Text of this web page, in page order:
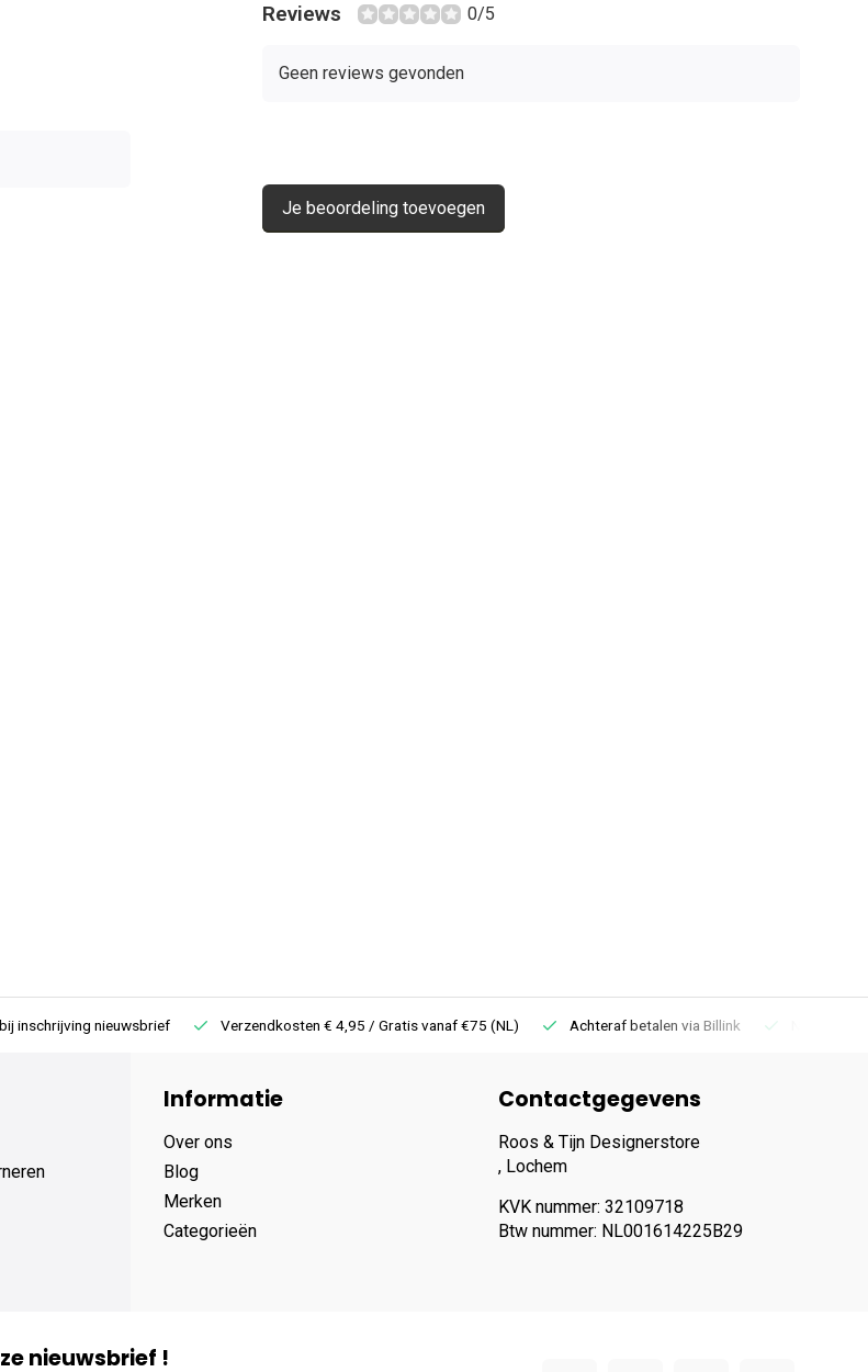
Reviews 0/5
Geen reviews gevonden
Je beoordeling toevoegen
inschrijving nieuwsbrief Verzendkosten € 4,95 / Gratis vanaf €75 (NL) Achteraf betalen via Billink
Informatie
Over ons
Blog
Merken
Categorieën
Contactgegevens
Roos & Tijn Designerstore
, Lochem
KVK nummer: 32109718
Btw nummer: NL001614225B29
nieuwsbrief !